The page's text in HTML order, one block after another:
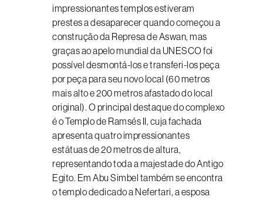
impressionantes templos estiveram
prestes a desaparecer quando começou a
construção da Represa de Aswan, mas
graças ao apelo mundial da UNESCO foi
possível desmontá-los e transferi-los peça
por peça para seu novo local (60 metros
mais alto e 200 metros afastado do local
original). O principal destaque do complexo
é o Templo de Ramsés II, cuja fachada
apresenta quatro impressionantes
estátuas de 20 metros de altura,
representando toda a majestade do Antigo
Egito. Em Abu Simbel também se encontra
o templo dedicado a Nefertari, a esposa